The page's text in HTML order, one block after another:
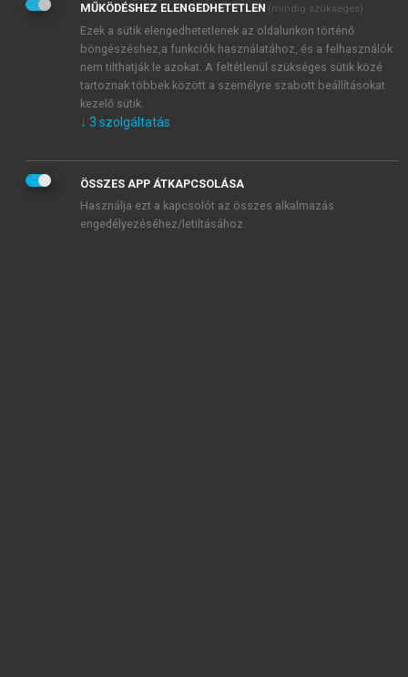
Adatkezelési tájékoztatóbanfoglaltakat tudomásul
veszem és elfogadom.
Általános vásárlási feltételeket, valamint a szotar.netés a
mersz.huoldalak licencszerződéseiben foglaltakat
tudomásul veszem és elfogadom.
KIPRÓBÁLOM
MŰKÖDÉSHEZ ELENGEDHETETLEN (mindig szükséges)
Ezek a sütik elengedhetetlenek az oldalunkon történő
böngészéshez,a funkciók használatához, és a felhasználók
nem tilthatják le azokat. A feltétlenül szükséges sütik közé
tartoznak többek között a személyre szabott beállításokat
kezelő sütik.
↓ 3 szolgáltatás
ÖSSZES APP ÁTKAPCSOLÁSA
Használja ezt a kapcsolót az összes alkalmazás
engedélyezéséhez/letiltásához.